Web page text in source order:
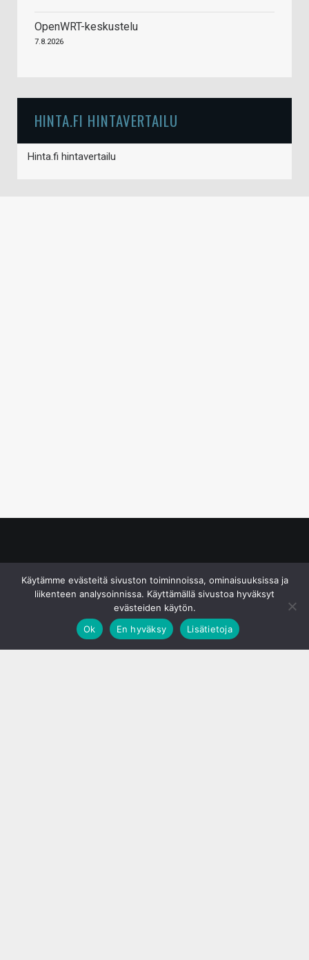
OpenWRT-keskustelu
7.8.2026
HINTA.FI HINTAVERTAILU
Hinta.fi hintavertailu
Käytämme evästeitä sivuston toiminnoissa, ominaisuuksissa ja
liikenteen analysoinnissa. Käyttämällä sivustoa hyväksyt
evästeiden käytön.
Ok
En hyväksy Lisätietoja